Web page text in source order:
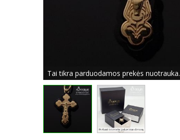
Tai tikra parduodamos prekės nuotrauka.